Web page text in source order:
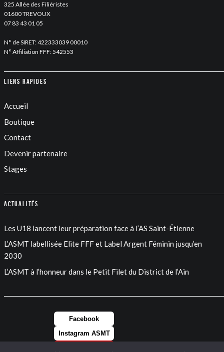
325 Allée des Filiéristes
01600 TREVOUX
07 83 43 01 05
N° de SIRET: 422333039 00010
N° Affiliation FFF: 542553
Liens rapides
Accueil
Boutique
Contact
Devenir partenaire
Stages
Actualités
Les U18 lancent leur préparation face à l’AS Saint-Étienne
L’ASMT labellisée Elite FFF et Label Argent Féminin jusqu’en
2030
L’ASMT à l’honneur dans le Petit Filet du District de l’Ain
Facebook
Instagram ASMT